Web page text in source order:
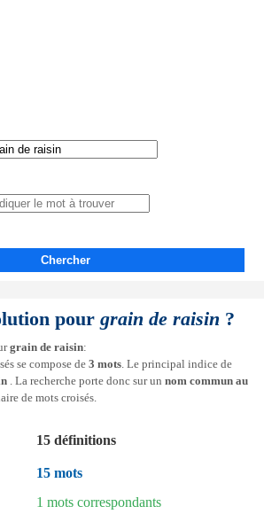
Chercher
pour grain de raisin ?
grain de raisin:
se compose de 3 mots. Le principal indice de
. La recherche porte donc sur un nom commun au
de mots croisés.
15 définitions
15 mots
1 mots correspondants